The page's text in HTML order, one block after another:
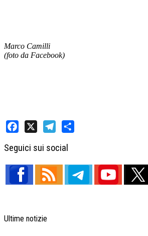
Marco Camilli
(foto da Facebook)
Seguici sui social
Ultime notizie